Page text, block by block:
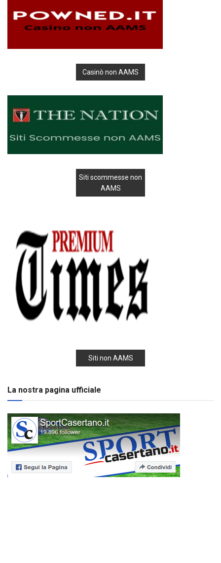
Casinò non AAMS
Siti scommesse non
AAMS
Siti non AAMS
La nostra pagina ufficiale